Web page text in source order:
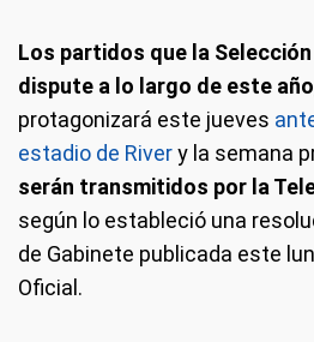
Los partidos que la
dispute a lo largo de este año
protagonizará este jueves
estadio de Rivery la semana
serán transmitidos por la
según lo estableció una
de Gabinete publicada este
Oficial.